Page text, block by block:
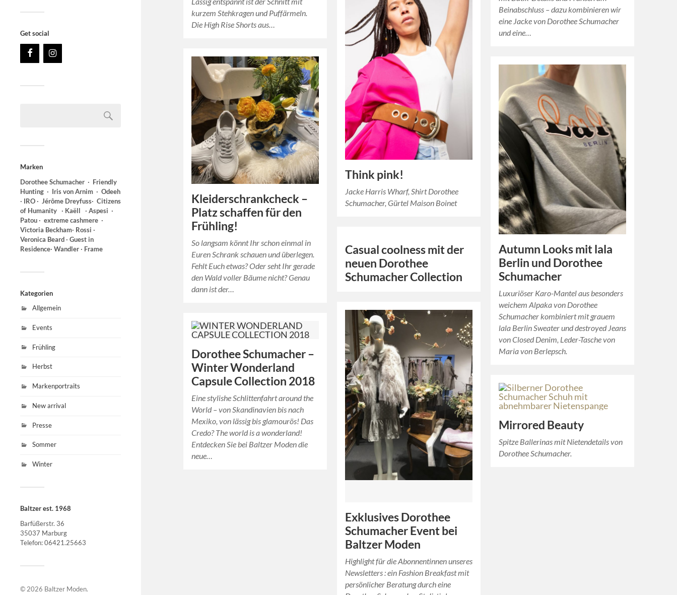
Get social
Marken
Dorothee Schumacher ∙ Friendly
Hunting ∙ Iris von Arnim ∙ Odeeh
∙ IRO ∙ Jérôme Dreyfuss∙ Citizens
of Humanity ∙ Kaëll ∙ Aspesi ∙
Patou ∙ extreme cashmere ∙
Victoria Beckham∙ Rossi ∙
Veronica Beard ∙ Guest in
Residence∙ Wandler ∙ Frame
Kategorien
Allgemein
Events
Frühling
Herbst
Markenportraits
New arrival
Presse
Sommer
Winter
Baltzer est. 1968
Barfüßerstr. 36
35037 Marburg
Telefon: 06421.25663
© 2026 Baltzer Moden.
kurzem Stehkragen und Puffärmeln.
Die High Rise Shorts aus…
Beinabschluss – dazu kombinieren wir
eine Jacke von Dorothee Schumacher
und eine…
Think pink!
Jacke Harris Wharf, Shirt Dorothee
Schumacher, Gürtel Maison Boinet
Kleiderschrankcheck –
Platz schaffen für den
Frühling!
So langsam könnt Ihr schon einmal in
Euren Schrank schauen und überlegen.
Fehlt Euch etwas? Oder seht Ihr gerade
den Wald voller Bäume nicht? Genau
dann ist der…
Autumn Looks mit lala
Berlin und Dorothee
Schumacher
Luxuriöser Karo-Mantel aus besonders
weichem Alpaka von Dorothee
Schumacher kombiniert mit grauem
lala Berlin Sweater und destroyed Jeans
von Closed Denim, Leder-Tasche von
Maria von Berlepsch.
Casual coolness mit der
neuen Dorothee
Schumacher Collection
Exklusives Dorothee
Schumacher Event bei
Baltzer Moden
Highlight für die Abonnentinnen unseres
Newsletters : ein Fashion Breakfast mit
persönlicher Beratung durch eine
Dorothee Schumacher –
Winter Wonderland
Capsule Collection 2018
Eine stylishe Schlittenfahrt around the
World – von Skandinavien bis nach
Mexiko, von lässig bis glamourös! Das
Credo? The world is a wonderland!
Entdecken Sie bei Baltzer Moden die
neue…
Mirrored Beauty
Spitze Ballerinas mit Nietendetails von
Dorothee Schumacher.